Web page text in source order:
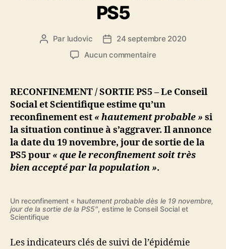
PS5
Auteur
Par ludovic
Date24 septembre 2020
Aucun commentairesur
« hautement
le
19
novembre,
jour
officiel
de
de
la
RECONFINEMENT / SORTIE PS5 – Le Conseil
Social et Scientifique estime qu’un
reconfinement est « hautement probable » si
la situation continue à s’aggraver. Il annonce
la date du 19 novembre, jour de sortie de la
PS5 pour « que le reconfinement soit très
bien accepté par la population ».
Un reconfinement « hautement probable dès le 19 novembre,
jour de la sortie de la PS5″, estime le Conseil Social et
Scientifique
Les indicateurs clés de suivi de l’épidémie